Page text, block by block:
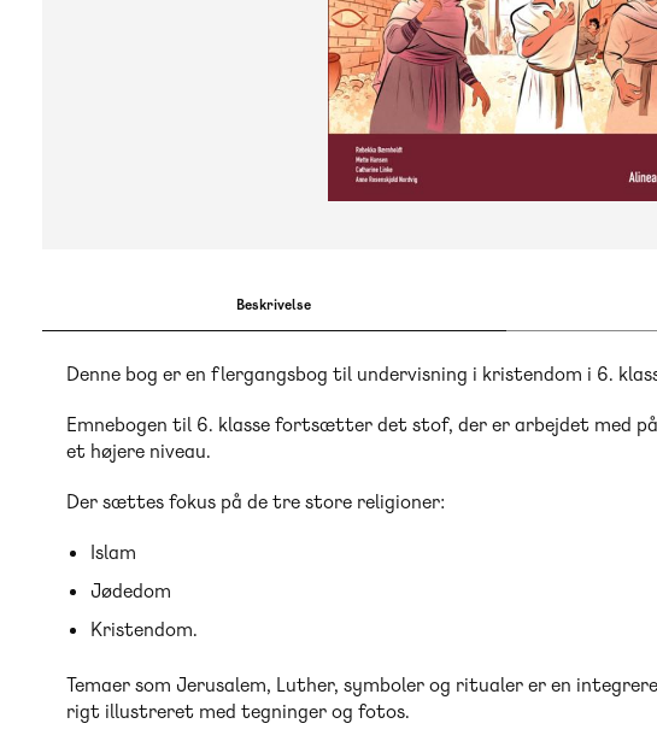
Beskrivelse
Denne bog er en flergangsbog til undervisning i kristendom i 6.
Emnebogen til 6. klasse fortsætter det stof, der er arbejdet med
et højere niveau.
Der sættes fokus på de tre store religioner:
Islam
Jødedom
Kristendom.
Temaer som Jerusalem, Luther, symboler og ritualer er en
rigt illustreret med tegninger og fotos.